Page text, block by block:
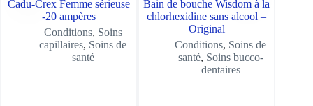
Cadu-Crex Femme sérieuse
-20 ampères
Conditions, Soins
capillaires, Soins de
santé
Bain de bouche Wisdom à la
chlorhexidine sans alcool –
Original
Conditions, Soins de
santé, Soins bucco-
dentaires